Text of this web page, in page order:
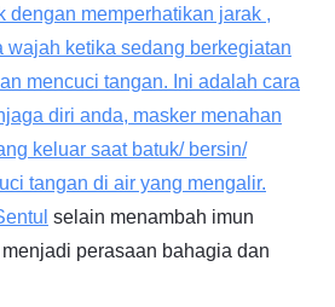
dengan memperhatikan jarak ,
wajah ketika sedang berkegiatan
mencuci tangan. Ini adalah cara
diri anda, masker menahan
keluar saat batuk/ bersin/
tangan di air yang mengalir.
selain menambah imun
perasaan bahagia dan